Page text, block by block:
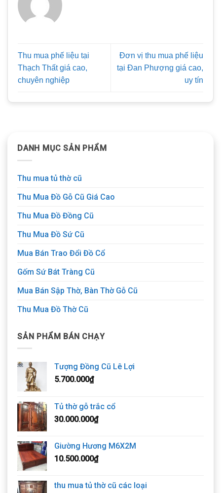
DANH MỤC SẢN PHẨM
Thu mua tủ thờ cũ
Thu Mua Đồ Gỗ Cũ Giá Cao
Thu Mua Đồ Đồng Cũ
Thu Mua Đồ Sứ Cũ
Mua Bán Trao Đổi Đồ Cổ
Gốm Sứ Bát Tràng Cũ
Mua Bán Sập Thờ, Bàn Thờ Gỗ Cũ
Thu Mua Đồ Thờ Cũ
SẢN PHẨM BÁN CHẠY
Tượng Đồng Cũ Lê Lợi
5.700.000₫
Tủ thờ gỗ trắc cổ
30.000.000₫
Giường Hương M6X2M
10.500.000₫
thu mua tủ thờ cũ các loại
Thu mua phế liệu tại
Thạch Thất giá cao,
chuyên nghiệp
Đơn vị thu mua phế liệu
tại Đan Phượng giá cao,
uy tín